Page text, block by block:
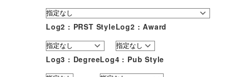
Log2 : PRST StyleLog2 : Award
Log3 : DegreeLog4 : Pub Style